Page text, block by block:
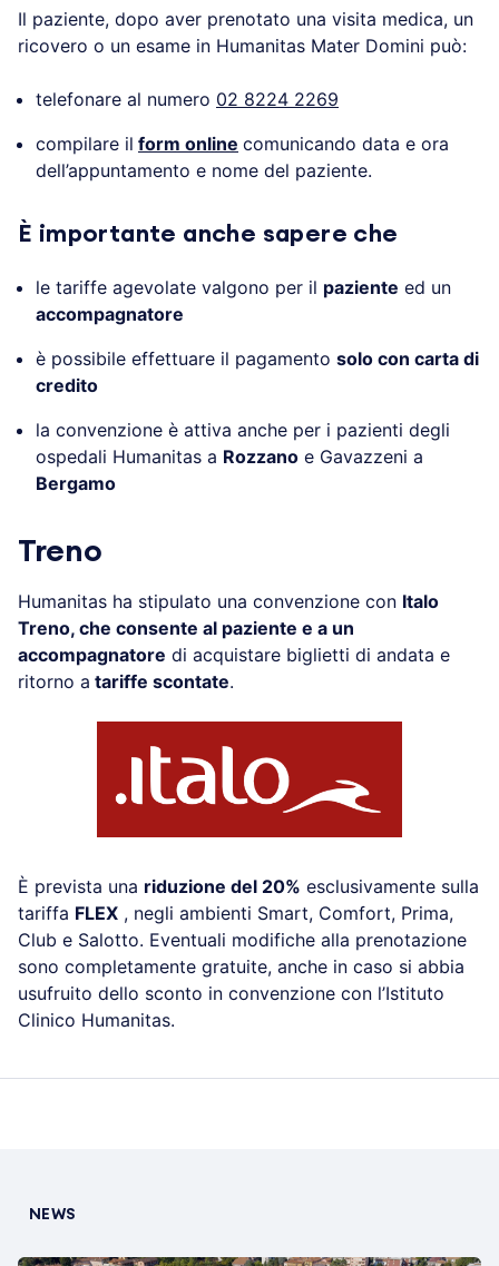
Il paziente, dopo aver prenotato una visita medica, un
ricovero o un esame in Humanitas Mater Domini può:
telefonare al numero 02 8224 2269
compilare il form online comunicando data e ora
dell’appuntamento e nome del paziente.
È importante anche sapere che
le tariffe agevolate valgono per il paziente ed un
accompagnatore
è possibile effettuare il pagamento solo con carta di
credito
la convenzione è attiva anche per i pazienti degli
ospedali Humanitas a Rozzano e Gavazzeni a
Bergamo
Treno
Humanitas ha stipulato una convenzione con Italo
Treno, che consente al paziente e a un
accompagnatore di acquistare biglietti di andata e
ritorno a tariffe scontate.
È prevista una riduzione del 20% esclusivamente sulla
tariffa FLEX , negli ambienti Smart, Comfort, Prima,
Club e Salotto. Eventuali modifiche alla prenotazione
sono completamente gratuite, anche in caso si abbia
usufruito dello sconto in convenzione con l’Istituto
Clinico Humanitas.
NEWS